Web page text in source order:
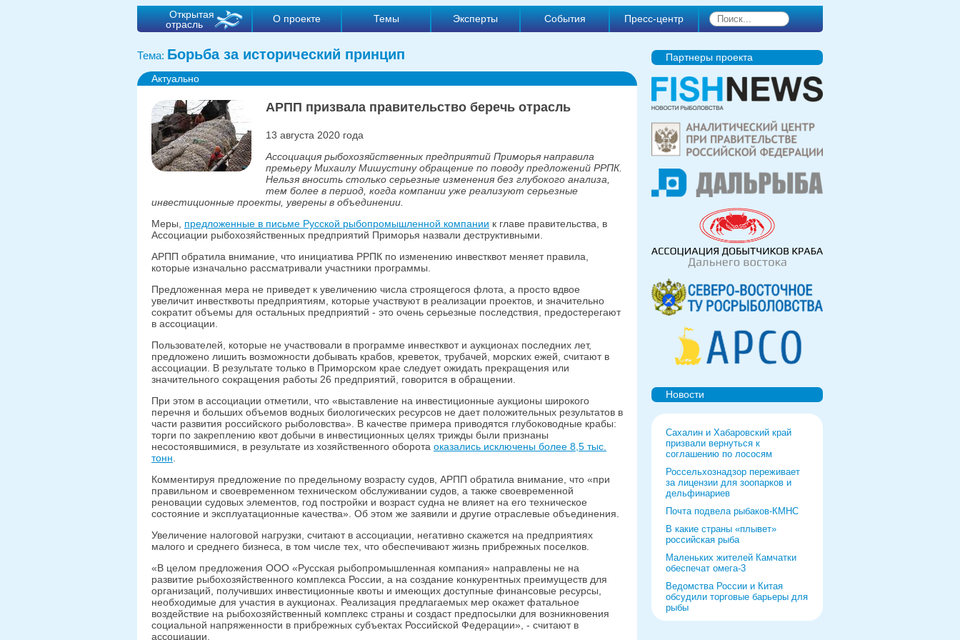
Открытая
отрасль
О проекте Темы Эксперты События Пресс-центр
Тема: Борьба за исторический принцип
Актуально
АРПП призвала правительство беречь отрасль
13 августа 2020 года
Ассоциация рыбохозяйственных предприятий Приморья направила
премьеру Михаилу Мишустину обращение по поводу предложений РРПК.
Нельзя вносить столько серьезные изменения без глубокого анализа,
тем более в период, когда компании уже реализуют серьезные
инвестиционные проекты, уверены в объединении.
Меры, предложенные в письме Русской рыбопромышленной компании к главе правительства, в
Ассоциации рыбохозяйственных предприятий Приморья назвали деструктивными.
АРПП обратила внимание, что инициатива РРПК по изменению инвестквот меняет правила,
которые изначально рассматривали участники программы.
Предложенная мера не приведет к увеличению числа строящегося флота, а просто вдвое
увеличит инвестквоты предприятиям, которые участвуют в реализации проектов, и значительно
сократит объемы для остальных предприятий - это очень серьезные последствия, предостерегают
в ассоциации.
Пользователей, которые не участвовали в программе инвестквот и аукционах последних лет,
предложено лишить возможности добывать крабов, креветок, трубачей, морских ежей, считают в
ассоциации. В результате только в Приморском крае следует ожидать прекращения или
значительного сокращения работы 26 предприятий, говорится в обращении.
При этом в ассоциации отметили, что «выставление на инвестиционные аукционы широкого
перечня и больших объемов водных биологических ресурсов не дает положительных результатов в
части развития российского рыболовства». В качестве примера приводятся глубоководные крабы:
торги по закреплению квот добычи в инвестиционных целях трижды были признаны
несостоявшимися, в результате из хозяйственного оборота оказались исключены более 8,5 тыс.
тонн
Комментируя предложение по предельному возрасту судов, АРПП обратила внимание, что «при
правильном и своевременном техническом обслуживании судов, а также своевременной
реновации судовых элементов, год постройки и возраст судна не влияет на его техническое
состояние и эксплуатационные качества». Об этом же заявили и другие отраслевые объединения.
Увеличение налоговой нагрузки, считают в ассоциации, негативно скажется на предприятиях
малого и среднего бизнеса, в том числе тех, что обеспечивают жизнь прибрежных поселков.
«В целом предложения ООО «Русская рыбопромышленная компания» направлены не на
развитие рыбохозяйственного комплекса России, а на создание конкурентных преимуществ для
организаций, получивших инвестиционные квоты и имеющих доступные финансовые ресурсы,
необходимые для участия в аукционах. Реализация предлагаемых мер окажет фатальное
воздействие на рыбохозяйственный комплекс страны и создаст предпосылки для возникновения
социальной напряженности в прибрежных субъектах Российской Федерации», - считают в
ассоциации.
Партнеры проекта
Новости
Сахалин и Хабаровский край
призвали вернуться к
соглашению по лососям
Россельхознадзор переживает
за лицензии для зоопарков и
дельфинариев
Почта подвела рыбаков-КМНС
В какие страны «плывет»
российская рыба
Маленьких жителей Камчатки
обеспечат омега-3
Ведомства России и Китая
обсудили торговые барьеры для
рыбы